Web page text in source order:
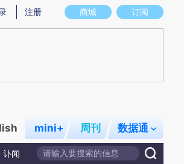
图存在偏差。不代表财新观点和立场。推荐点击链接
商城 订阅
注册
mini+ 周刊 数据通
讣闻